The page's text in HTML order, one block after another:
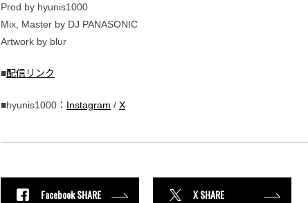
Prod by hyunis1000
Mix, Master by DJ PANASONIC
Artwork by blur
■配信リンク
■hyunis1000： Instagram / X
Facebook SHARE X SHARE